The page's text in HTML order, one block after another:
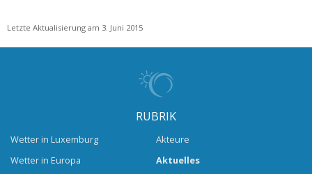
Letzte Aktualisierung am 3. Juni 2015
RUBRIK
Wetter in Luxemburg
Wetter in Europa
Akteure
Aktuelles